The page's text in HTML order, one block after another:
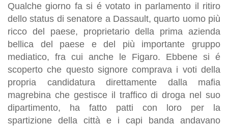
Qualche giorno fa si é votato in parlamento il ritiro
dello status di senatore a Dassault, quarto uomo più
ricco del paese, proprietario della prima azienda
bellica del paese e del più importante gruppo
mediatico, fra cui anche le Figaro. Ebbene si é
scoperto che questo signore comprava i voti della
propria candidatura direttamente dalla mafia
magrebina che gestisce il traffico di droga nel suo
dipartimento, ha fatto patti con loro per la
spartizione della città e i capi banda andavano